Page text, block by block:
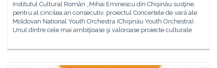
Institutul Cultural Român „Mihai Eminescu din Chişinău susţine,
pentru al cincilea an consecutiv, proiectul Concertele de vară ale
Moldovan National Youth Orchestra (Chişinău Youth Orchestra).
Unul dintre cele mai ambiţioase şi valoroase proiecte culturale